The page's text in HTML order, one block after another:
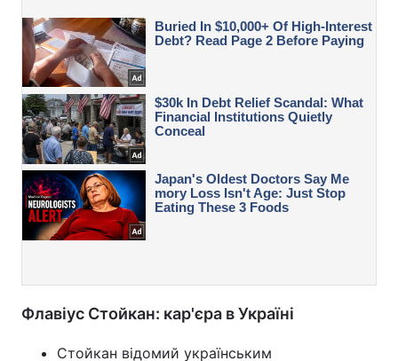
Флавіус Стойкан: кар'єра в Україні
Стойкан відомий українським